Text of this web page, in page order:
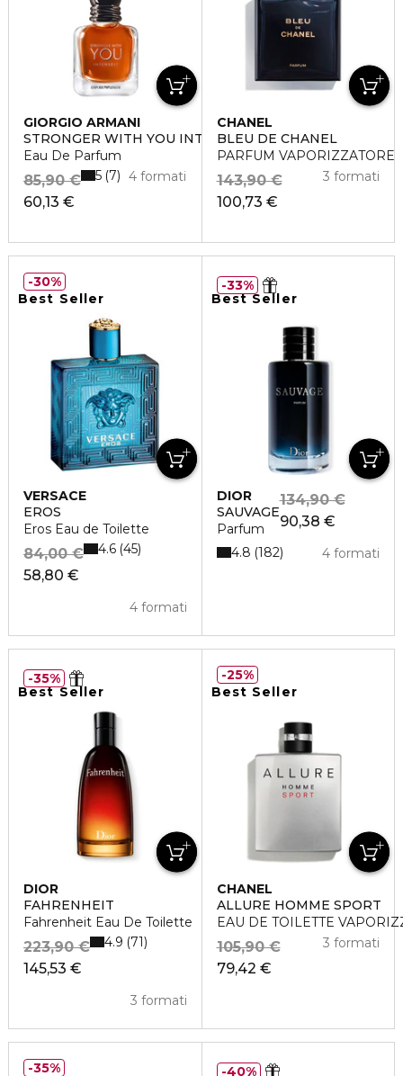
GIORGIO ARMANI
STRONGER WITH YOU INTENSELY
Eau De Parfum
60,13 €
85,90 € 4 formati
5 7
CHANEL
BLEU DE CHANEL
PARFUM VAPORIZZATORE
100,73 €
143,90 € 3 formati
Best Seller
VERSACE
EROS
Eros Eau de Toilette
58,80 €
84,00 €
4 formati
4.6 45
30%
Best Seller
DIOR
SAUVAGE
Parfum
90,38 €
134,90 €
4 formati
4.8 182
33%
Best Seller
DIOR
FAHRENHEIT
Fahrenheit Eau De Toilette
145,53 €
223,90 €
3 formati
4.9 71
35%
Best Seller
CHANEL
ALLURE HOMME SPORT
EAU DE TOILETTE
79,42 €
105,90 € 3 formati
25%
35% 40%